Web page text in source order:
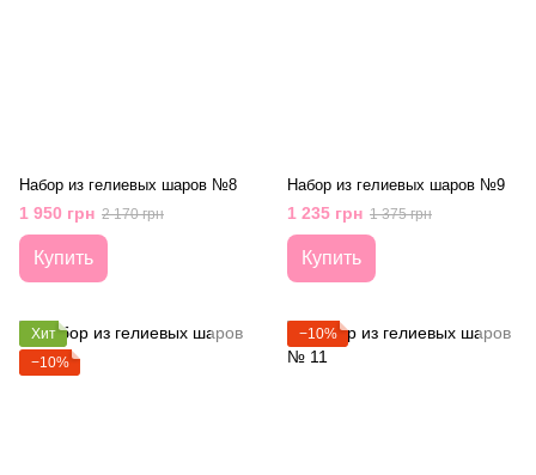
Набор из гелиевых шаров №8
1 950 грн 2 170 грн
Купить
Набор из гелиевых шаров №9
1 235 грн 1 375 грн
Купить
Хит
−10%
−10%